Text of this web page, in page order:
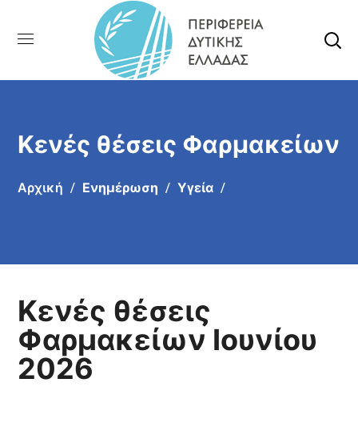
Κενές θέσεις Φαρμακείων
Αρχική Ενημέρωση Υγεία
Κενές θέσεις
Φαρμακείων Ιουνίου
2026